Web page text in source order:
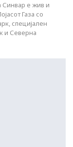
Синвар е жив и
Газа со
специјален
и Северна